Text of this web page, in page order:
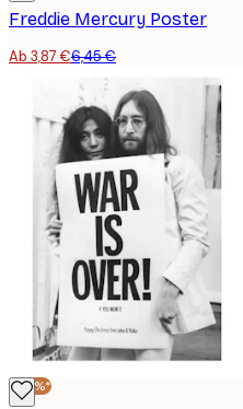
Freddie Mercury Poster
Ab 3,87 €6,45 €
-40%*